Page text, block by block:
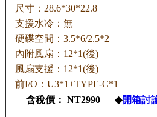
尺寸：28.6*30*22.8
支援水冷：無
硬碟空間：3.5*6/2.5*2
內附風扇：12*1(後)
風扇支援：12*1(後)
前I/O：U3*1+TYPE-C*1
含稅價： NT2990 ◆開箱討